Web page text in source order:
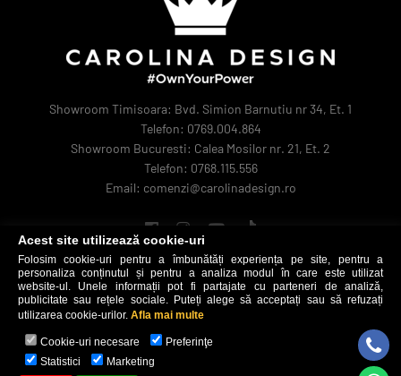
Acest site utilizează cookie-uri
Folosim cookie-uri pentru a îmbunătăți experiența pe site, pentru a
personaliza conținutul și pentru a analiza modul în care este utilizat
website-ul. Unele informații pot fi partajate cu parteneri de analiză,
publicitate sau rețele sociale. Puteți alege să acceptați sau să refuzați
utilizarea cookie-urilor. Afla mai multe
Cookie-uri necesare
Preferinţe
Statistici
Marketing
Showroom Timisoara: Bvd. Simion Barnutiu nr 34, Et. 1
Telefon: 0769.004.864
Showroom Bucuresti: Calea Mosilor nr. 21, Et. 2
Telefon: 0768.115.556
Email: comenzi@carolinadesign.ro
Carolina Design © 2026